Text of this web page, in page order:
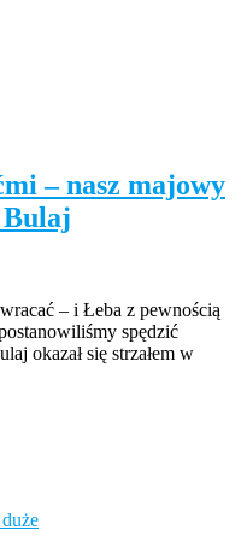
– nasz majowy
– i Łeba z pewnością
spędzić
okazał się strzałem w